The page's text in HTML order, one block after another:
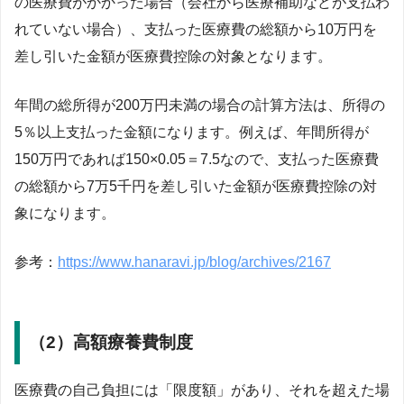
れていない場合）、支払った医療費の総額から10万円を
差し引いた金額が医療費控除の対象となります。
年間の総所得が200万円未満の場合の計算方法は、所得の
5％以上支払った金額になります。例えば、年間所得が
150万円であれば150×0.05＝7.5なので、支払った医療費
の総額から7万5千円を差し引いた金額が医療費控除の対
象になります。
参考： https://www.hanaravi.jp/blog/archives/2167
（2）高額療養費制度
医療費の自己負担には「限度額」があり、それを超えた場